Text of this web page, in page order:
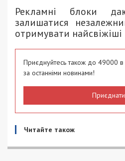
Рекламні блоки
залишатися
отримувати
Приєднуйтесь також до 49000 в
за останніми новинами!
Читайте також